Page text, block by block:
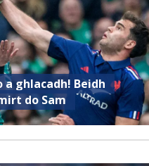
a ghlacadh! Beidh
do Sam